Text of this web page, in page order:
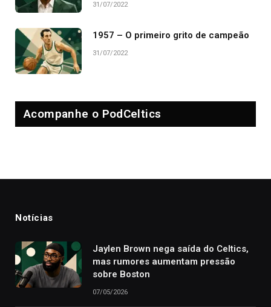
31/07/2022
1957 – O primeiro grito de campeão
31/07/2022
Acompanhe o PodCeltics
Notícias
Jaylen Brown nega saída do Celtics,
mas rumores aumentam pressão
sobre Boston
07/05/2026